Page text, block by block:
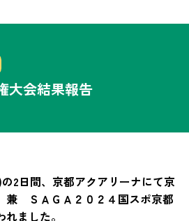
大会結果報告
2日間、京都アクアリーナにて京
ＳＡＧＡ２０２４国スポ京都
ました。